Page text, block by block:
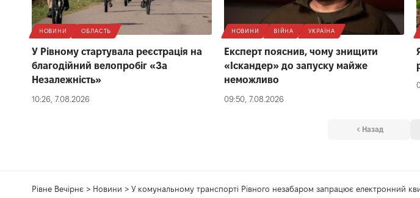
НОВИНИ ОБЛАСТЬ
У Рівному стартувала реєстрація на
благодійний велопробіг «За
Незалежність»
10:26, 7.08.2026
НОВИНИ ВІЙНА УКРАЇНА
Експерт пояснив, чому знищити
«Іскандер» до запуску майже
неможливо
09:50, 7.08.2026
Назад
Рівне Вечірнє > Новини > У комунальному транспорті Рівного незабаром запрацює електронний